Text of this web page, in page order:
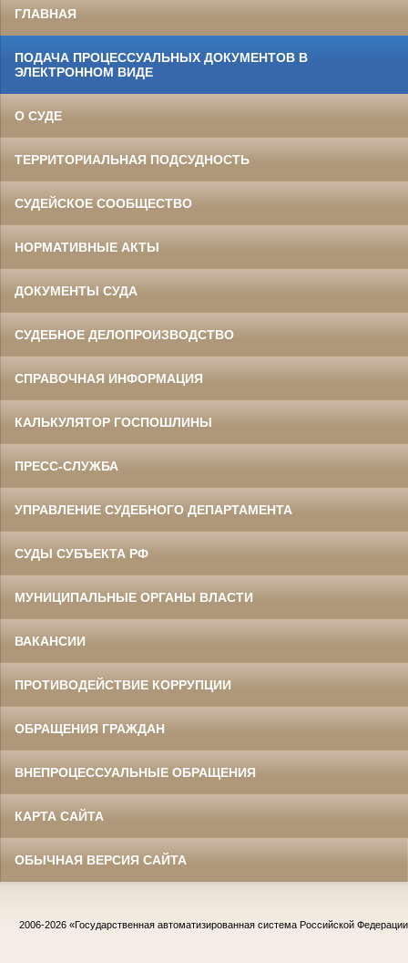
ГЛАВНАЯ
ПОДАЧА ПРОЦЕССУАЛЬНЫХ ДОКУМЕНТОВ В
ЭЛЕКТРОННОМ ВИДЕ
О СУДЕ
ТЕРРИТОРИАЛЬНАЯ ПОДСУДНОСТЬ
СУДЕЙСКОЕ СООБЩЕСТВО
НОРМАТИВНЫЕ АКТЫ
ДОКУМЕНТЫ СУДА
СУДЕБНОЕ ДЕЛОПРОИЗВОДСТВО
СПРАВОЧНАЯ ИНФОРМАЦИЯ
КАЛЬКУЛЯТОР ГОСПОШЛИНЫ
ПРЕСС-СЛУЖБА
УПРАВЛЕНИЕ СУДЕБНОГО ДЕПАРТАМЕНТА
СУДЫ СУБЪЕКТА РФ
МУНИЦИПАЛЬНЫЕ ОРГАНЫ ВЛАСТИ
ВАКАНСИИ
ПРОТИВОДЕЙСТВИЕ КОРРУПЦИИ
ОБРАЩЕНИЯ ГРАЖДАН
ВНЕПРОЦЕССУАЛЬНЫЕ ОБРАЩЕНИЯ
КАРТА САЙТА
ОБЫЧНАЯ ВЕРСИЯ САЙТА
2006-2026 «Государственная автоматизированная система Российской